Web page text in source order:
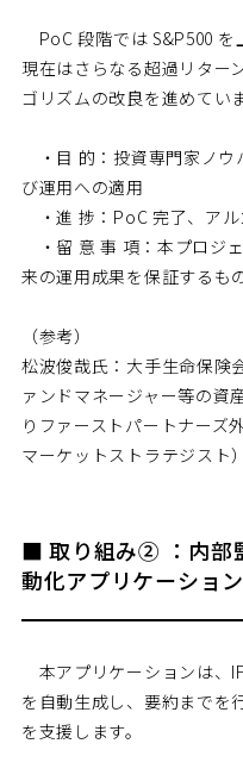
PoC 段階では S&P500 を
現在はさらなる超過リター
ゴリズムの改良を進めていま
・目 的：投資専門家ノウ
び運用への適用
・進 捗：PoC 完了、ア
・留 意 事 項：本プロジ
来の運用成果を保証するも
（参考）
松波俊哉氏：大手生命保険
ァンドマネージャー等の資
りファーストパートナーズ
マーケットストラテジスト
■ 取り組み② ：内部
動化アプリケーション
本アプリケーションは、
を自動生成し、要約までを
を支援します。